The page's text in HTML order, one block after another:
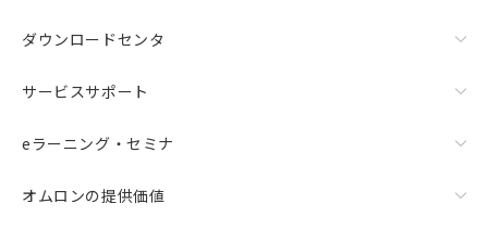
ダウンロードセンタ
サービスサポート
eラーニング・セミナ
オムロンの提供価値